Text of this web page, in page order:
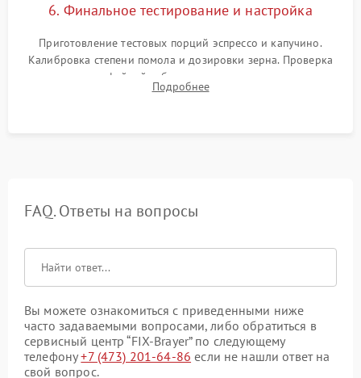
6. Финальное тестирование и настройка
Приготовление тестовых порций эспрессо и капучино.
Калибровка степени помола и дозировки зерна. Проверка
плотности кофейной таблетки, температуры напитка и
качества молочной пены. Контроль отсутствия посторонних
Подробнее
FAQ. Ответы на вопросы
Вы можете ознакомиться с приведенными ниже
часто задаваемыми вопросами, либо обратиться в
сервисный центр “FIX-Brayer” по следующему
телефону+7 (473) 201-64-86 если не нашли ответ на
свой вопрос.